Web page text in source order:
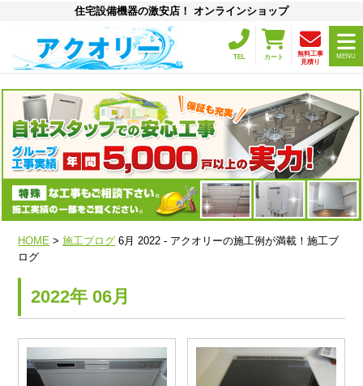
住宅設備機器の激安店！ オンラインショップ
TEL カート
無料工事
見積り
MENU
HOME >施工ブログ 6月 2022 - アクオリーの施工例が満載！施工ブ
ログ
2022年 06月